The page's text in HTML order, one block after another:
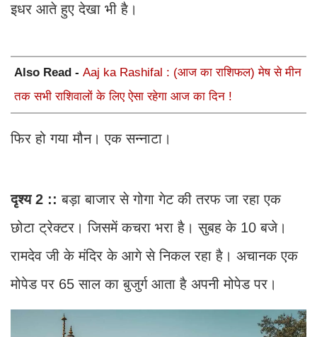
इधर आते हुए देखा भी है।
Also Read - Aaj ka Rashifal : (आज का राशिफल) मेष से मीन
तक सभी राशिवालों के लिए ऐसा रहेगा आज का दिन !
फिर हो गया मौन। एक सन्नाटा।
दृश्य 2 ::बड़ा बाजार से गोगा गेट की तरफ जा रहा एक
छोटा ट्रेक्टर। जिसमें कचरा भरा है। सुबह के 10 बजे।
रामदेव जी के मंदिर के आगे से निकल रहा है। अचानक एक
मोपेड पर 65 साल का बुजुर्ग आता है अपनी मोपेड पर।